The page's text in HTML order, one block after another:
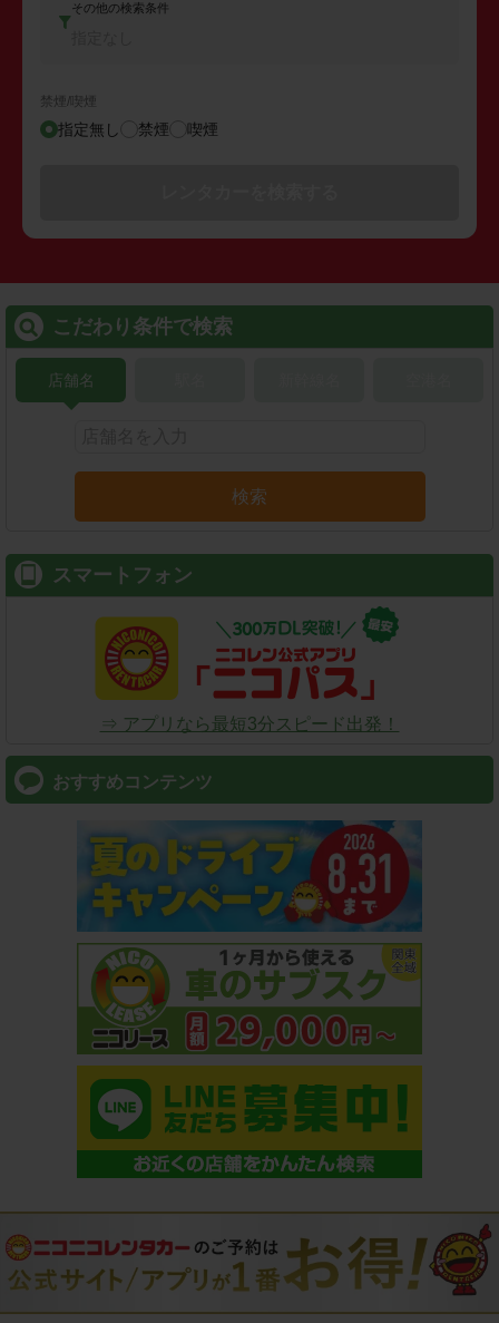
その他の検索条件
禁煙/喫煙
指定無し 禁煙 喫煙
こだわり条件で検索
店舗名
検索
スマートフォン
⇒ アプリなら最短3分スピード出発！
おすすめコンテンツ